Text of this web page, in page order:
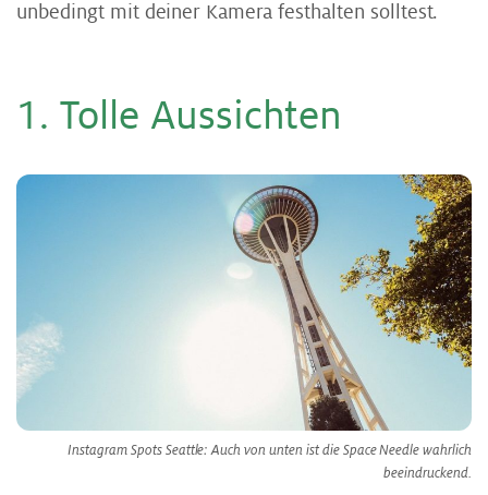
unbedingt mit deiner Kamera festhalten solltest.
1. Tol­le Aus­sich­ten
Instagram Spots Seattle: Auch von unten ist die Space Needle wahrlich
beeindruckend.